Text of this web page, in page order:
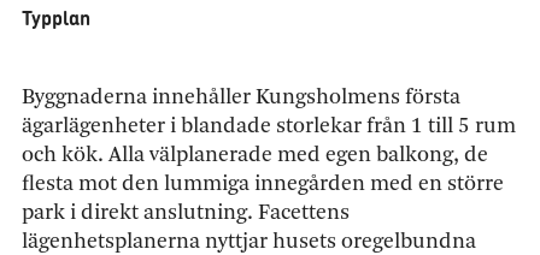
Typplan
Byggnaderna innehåller Kungsholmens första
ägarlägenheter i blandade storlekar från 1 till 5 rum
och kök. Alla välplanerade med egen balkong, de
flesta mot den lummiga innegården med en större
park i direkt anslutning. Facettens
lägenhetsplanerna nyttjar husets oregelbundna